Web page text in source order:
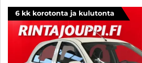
6 kk korotonta ja kulutonta